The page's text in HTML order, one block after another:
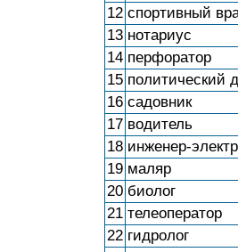
12 спортивный
13 нотариус
14 перфоратор
15 политический
16 садовник
17 водитель
18 инженер-
19 маляр
20 биолог
21 телеоператор
22 гидролог